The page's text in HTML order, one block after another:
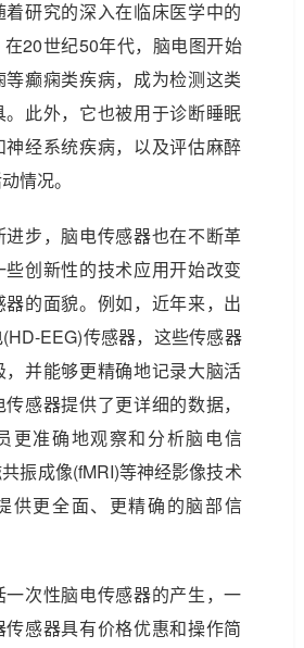
着研究的深入在临床医学中的
20世纪50年代，脑电图开始
癫痫类疾病，成为检测这类
此外，它也被用于诊断睡眠
神经系统疾病，以及评估麻醉
情况。
进步，脑电传感器也在不断革
创新性的技术应用开始改变
的面貌。例如，近年来，出
EEG)传感器，这些传感器
并能够更精确地记录大脑活
感器提供了更详细的数据，
更准确地观察和分析脑电信
振成像(fMRI)等神经影像技术
供更全面、更精确的脑部信
次性脑电传感器的产生，一
传感器具有价格优惠和操作简